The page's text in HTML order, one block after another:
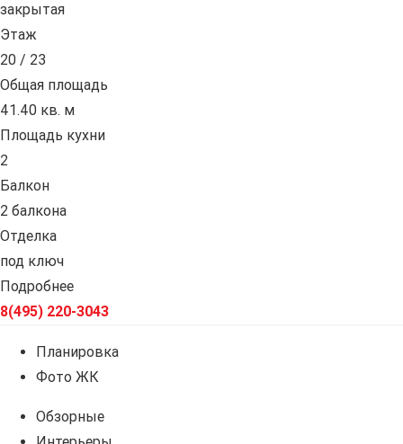
закрытая
Этаж
20 / 23
Общая площадь
41.40 кв. м
Площадь кухни
2
Балкон
2 балкона
Отделка
под ключ
Подробнее
8(495) 220-3043
Планировка
Фото ЖК
Обзорные